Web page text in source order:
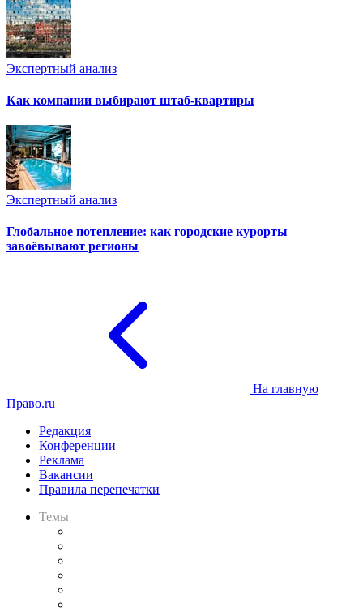
Экспертный анализ
Как компании выбирают штаб-квартиры
Экспертный анализ
Глобальное потепление: как городские курорты
завоёвывают регионы
На главную
Право.ru
Редакция
Конференции
Реклама
Вакансии
Правила перепечатки
Темы